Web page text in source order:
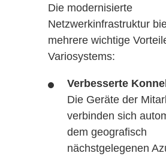
Die modernisierte
Netzwerkinfrastruktur
mehrere wichtige
Variosystems:
Verbesserte
Die Geräte der
verbinden sich
dem geografisch
nächstgelegenen